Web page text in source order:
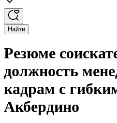
Найти
Резюме
должность
кадрам с
Акбердино